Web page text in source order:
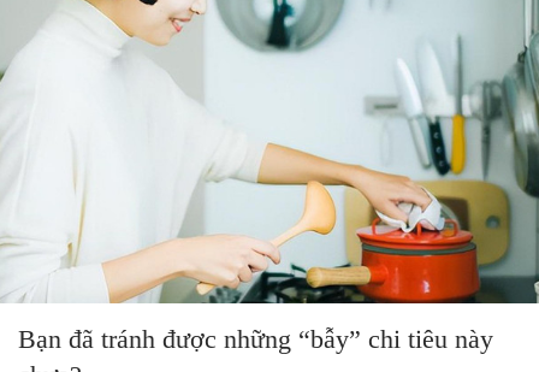
Bạn đã tránh được những “bẫy” chi tiêu này